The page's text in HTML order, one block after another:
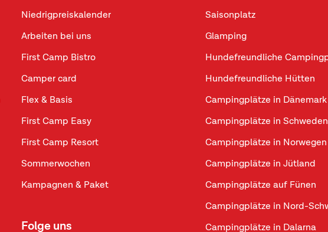
Niedrigpreiskalender
Arbeiten bei uns
First Camp Bistro
Camper card
Flex & Basis
First Camp Easy
First Camp Resort
Sommerwochen
Kampagnen & Paket
Folge uns
Saisonplatz
Glamping
Hundefreundliche
Hundefreundliche Hütten
Campingplätze in Dänemark
Campingplätze in Schweden
Campingplätze in Norwegen
Campingplätze in Jütland
Campingplätze auf Fünen
Campingplätze in Nord-
Campingplätze in Dalarna